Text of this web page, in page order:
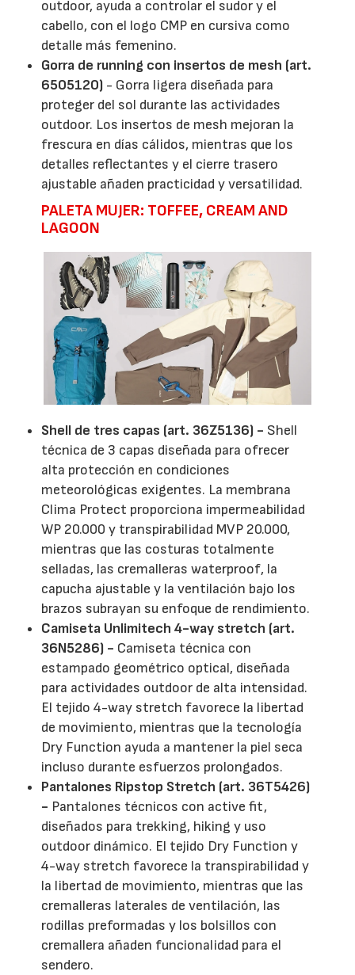
outdoor, ayuda a controlar el sudor y el
cabello, con el logo CMP en cursiva como
detalle más femenino.
Gorra de running con insertos de mesh (art.
6505120) - Gorra ligera diseñada para
proteger del sol durante las actividades
outdoor. Los insertos de mesh mejoran la
frescura en días cálidos, mientras que los
detalles reflectantes y el cierre trasero
ajustable añaden practicidad y versatilidad.
PALETA MUJER: TOFFEE, CREAM AND
LAGOON
Shell de tres capas (art. 36Z5136) - Shell
técnica de 3 capas diseñada para ofrecer
alta protección en condiciones
meteorológicas exigentes. La membrana
Clima Protect proporciona impermeabilidad
WP 20.000 y transpirabilidad MVP 20.000,
mientras que las costuras totalmente
selladas, las cremalleras waterproof, la
capucha ajustable y la ventilación bajo los
brazos subrayan su enfoque de rendimiento.
Camiseta Unlimitech 4-way stretch (art.
36N5286) - Camiseta técnica con
estampado geométrico optical, diseñada
para actividades outdoor de alta intensidad.
El tejido 4-way stretch favorece la libertad
de movimiento, mientras que la tecnología
Dry Function ayuda a mantener la piel seca
incluso durante esfuerzos prolongados.
Pantalones Ripstop Stretch (art. 36T5426)
- Pantalones técnicos con active fit,
diseñados para trekking, hiking y uso
outdoor dinámico. El tejido Dry Function y
4-way stretch favorece la transpirabilidad y
la libertad de movimiento, mientras que las
cremalleras laterales de ventilación, las
rodillas preformadas y los bolsillos con
cremallera añaden funcionalidad para el
sendero.